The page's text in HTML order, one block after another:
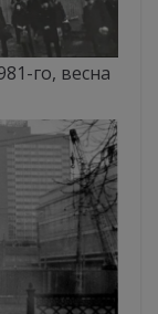
го, весна